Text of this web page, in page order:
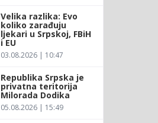
Velika razlika: Evo
koliko zarađuju
ljekari u Srpskoj, FBiH
i EU
03.08.2026 | 10:47
Republika Srpska je
privatna teritorija
Milorada Dodika
05.08.2026 | 15:49